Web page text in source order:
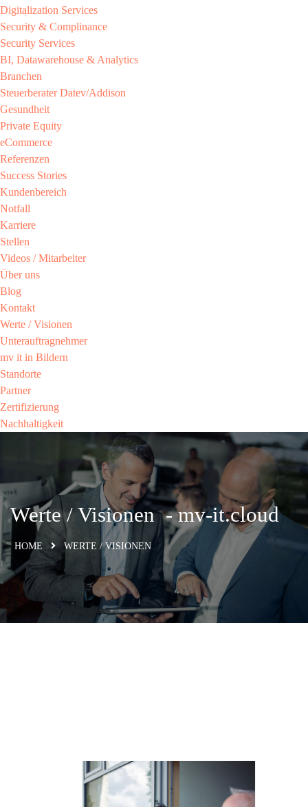
Digitalization Services
Security & Complinance​
Security Services​
BI, Datawarehouse & Analytics
Branchen​
Steuerberater​ Datev/Addison​
Gesundheit​
Private Equity​
eCommerce​
Referenzen​
Success Stories​
Kundenbereich​
Notfall
Karriere​
Stellen
Videos / Mitarbeiter​
Über uns
Blog
Kontakt
Werte / Visionen ​
Unterauftragnehmer
mv it in Bildern​
Standorte
Partner​
Zertifizierung​
Nachhaltigkeit​
Werte / Visionen ​ - mv-it.cloud
HOME WERTE / VISIONEN ​